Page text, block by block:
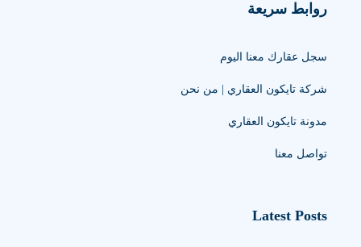
روابط سريعة
سجل عقارك معنا اليوم
شركة تايكون العقاري | من نحن
مدونة تايكون العقاري
تواصل معنا
Latest Posts